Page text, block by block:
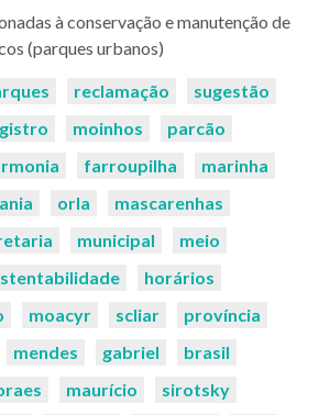
à conservação e manutenção de
(parques urbanos)
reclamação
sugestão
moinhos
parcão
farroupilha
marinha
orla
mascarenhas
municipal
meio
horários
moacyr scliar
província
mendes gabriel
brasil
maurício
sirotsky